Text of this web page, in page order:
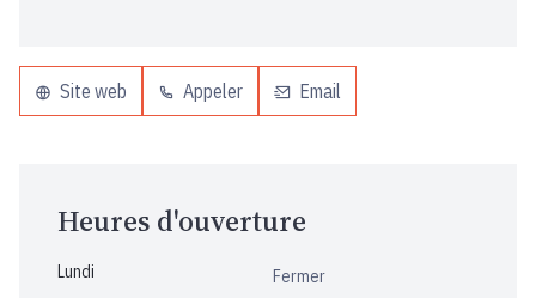
Site web Appeler Email
Heures d'ouverture
Lundi
Fermer